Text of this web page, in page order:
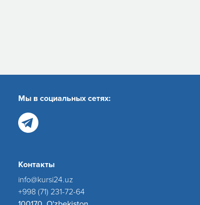
Мы в социальных сетях:
Контакты
info@kursi24.uz
+998 (71) 231-72-64